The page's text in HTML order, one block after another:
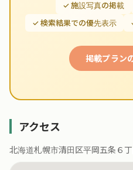
✓ 施設写真の掲載
✓ 検索結果での優先表示
掲載プラン
アクセス
北海道札幌市清田区平岡五条６